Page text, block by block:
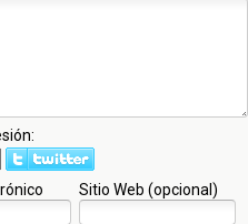
Sitio Web (opcional)